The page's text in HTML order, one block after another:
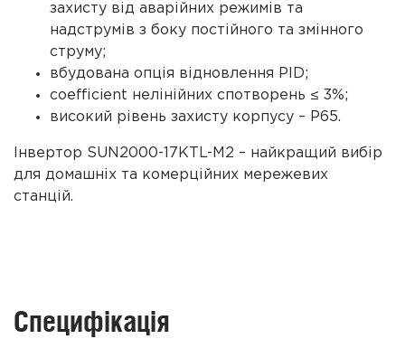
захисту від аварійних режимів та
надструмів з боку постійного та змінного
струму;
вбудована опція відновлення PID;
coefficient нелінійних спотворень ≤ 3%;
високий рівень захисту корпусу – P65.
Інвертор SUN2000-17KTL-M2 – найкращий вибір
для домашніх та комерційних мережевих
станцій.
Специфікація